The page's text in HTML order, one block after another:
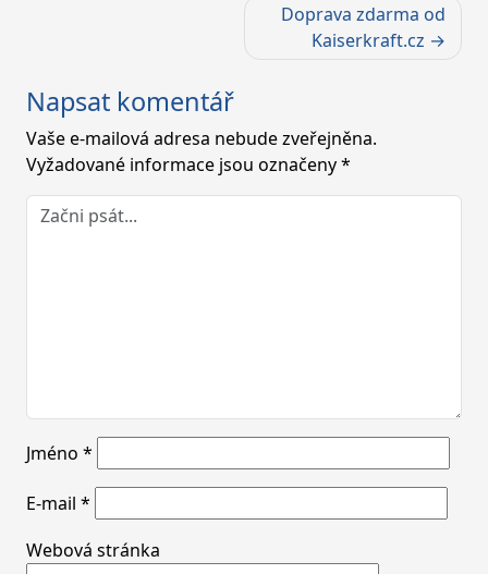
Doprava zdarma od
Kaiserkraft.cz
Napsat komentář
Vaše e-mailová adresa nebude zveřejněna.
Vyžadované informace jsou označeny*
Jméno *
E-mail *
Webová stránka